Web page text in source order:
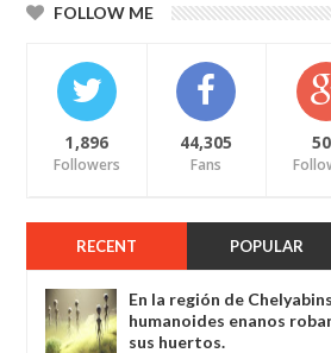
FOLLOW ME
1,896
Followers
44,305
Fans
RECENT POPULAR
En la región de
humanoides enanos
sus huertos.